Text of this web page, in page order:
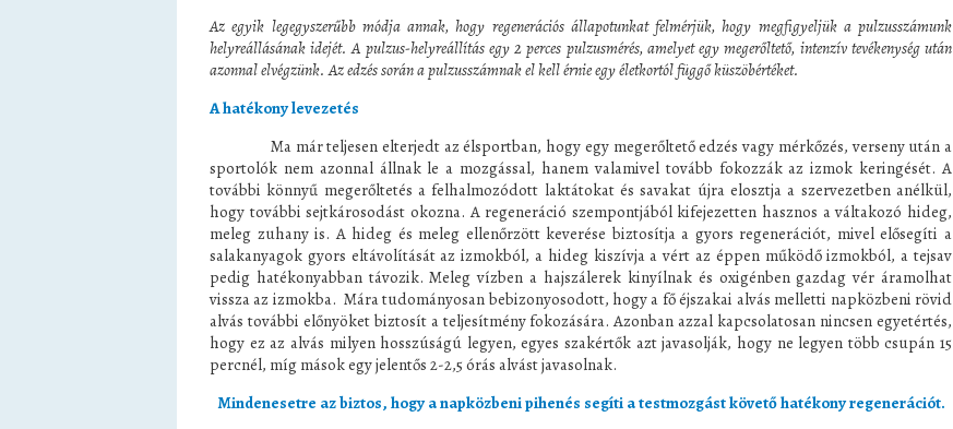
Az egyik legegyszerűbb módja annak, hogy regenerációs állapotunkat felmérjük, hogy megfigyeljük a pulzusszámunk
helyreállásának idejét. A pulzus-helyreállítás egy 2 perces pulzusmérés, amelyet egy megerőltető, intenzív tevékenység után
azonnal elvégzünk. Az edzés során a pulzusszámnak el kell érnie egy életkortól függő küszöbértéket.
A hatékony levezetés
Ma már teljesen elterjedt az élsportban, hogy egy megerőltető edzés vagy mérkőzés, verseny után a
sportolók nem azonnal állnak le a mozgással, hanem valamivel tovább fokozzák az izmok keringését. A
további könnyű megerőltetés a felhalmozódott laktátokat és savakat újra elosztja a szervezetben anélkül,
hogy további sejtkárosodást okozna. A regeneráció szempontjából kifejezetten hasznos a váltakozó hideg,
meleg zuhany is. A hideg és meleg ellenőrzött keverése biztosítja a gyors regenerációt, mivel elősegíti a
salakanyagok gyors eltávolítását az izmokból, a hideg kiszívja a vért az éppen működő izmokból, a tejsav
pedig hatékonyabban távozik. Meleg vízben a hajszálerek kinyílnak és oxigénben gazdag vér áramolhat
vissza az izmokba. Mára tudományosan bebizonyosodott, hogy a fő éjszakai alvás melletti napközbeni rövid
alvás további előnyöket biztosít a teljesítmény fokozására. Azonban azzal kapcsolatosan nincsen egyetértés,
hogy ez az alvás milyen hosszúságú legyen, egyes szakértők azt javasolják, hogy ne legyen több csupán 15
percnél, míg mások egy jelentős 2-2,5 órás alvást javasolnak.
Mindenesetre az biztos, hogy a napközbeni pihenés segíti a testmozgást követő hatékony regenerációt.